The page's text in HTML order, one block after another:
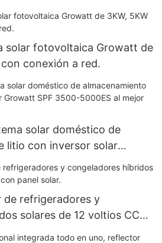
solar fotovoltaica Growatt de
con conexión a red.
solar doméstico de
litio con inversor solar
al mejor precio
de refrigeradores y
solares de 12 voltios CC